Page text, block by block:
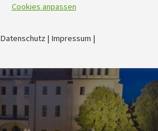
Cookies anpassen
Datenschutz| Impressum |